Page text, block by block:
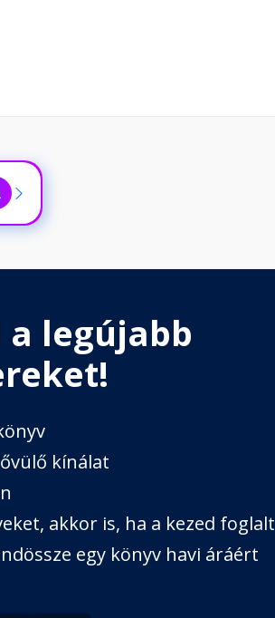
a legújabb
kínálat
akkor is, ha a kezed foglalt
egy könyv havi áráért